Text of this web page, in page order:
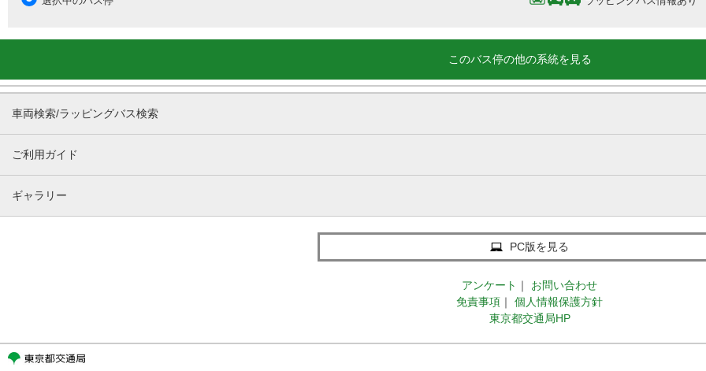
このバス停の他の系統を見る
車両検索/ラッピングバス検索
ご利用ガイド
ギャラリー
PC版を見る
アンケート ｜
お問い合わせ
免責事項 ｜
個人情報保護方針
東京都交通局HP